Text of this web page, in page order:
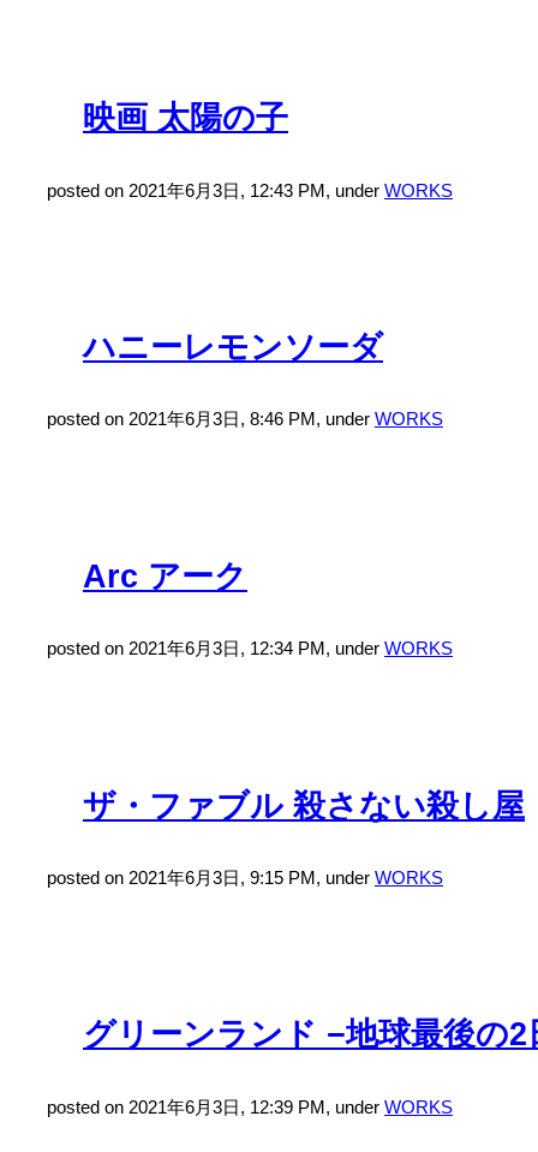
映画 太陽の子
posted on 2021年6月3日, 12:43 PM, under WORKS
ハニーレモンソーダ
posted on 2021年6月3日, 8:46 PM, under WORKS
Arc アーク
posted on 2021年6月3日, 12:34 PM, under WORKS
ザ・ファブル 殺さない殺し屋
posted on 2021年6月3日, 9:15 PM, under WORKS
グリーンランド −地球最後の2
posted on 2021年6月3日, 12:39 PM, under WORKS